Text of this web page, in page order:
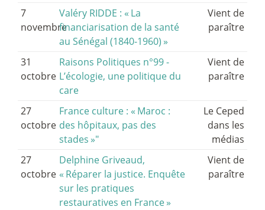
7
novembre
Valéry RIDDE : « La
financiarisation de la santé
au Sénégal (1840-1960) »
Vient de
paraître
31
octobre
Raisons Politiques n°99 -
L’écologie, une politique du
care
Vient de
paraître
27
octobre
France culture : « Maroc :
des hôpitaux, pas des
stades »"
Le Ceped
dans les
médias
27
octobre
Delphine Griveaud,
« Réparer la justice. Enquête
sur les pratiques
restauratives en France»
Vient de
paraître